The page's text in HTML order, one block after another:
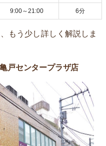
9:00～21:00 6分
もう少し詳しく解説しま
戸センタープラザ店